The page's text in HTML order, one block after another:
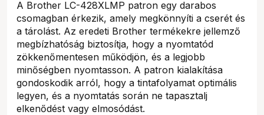
A Brother LC-428XLMP patron egy darabos
csomagban érkezik, amely megkönnyíti a cserét és
a tárolást. Az eredeti Brother termékekre jellemző
megbízhatóság biztosítja, hogy a nyomtatód
zökkenőmentesen működjön, és a legjobb
minőségben nyomtasson. A patron kialakítása
gondoskodik arról, hogy a tintafolyamat optimális
legyen, és a nyomtatás során ne tapasztalj
elkenődést vagy elmosódást.